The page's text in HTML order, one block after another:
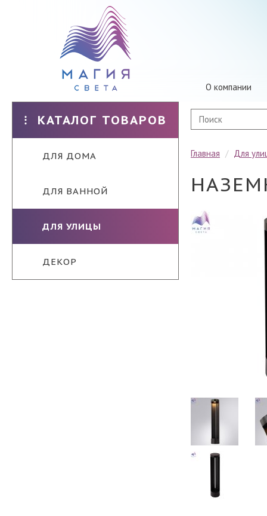
О компании
КАТАЛОГ ТОВАРОВ
ДЛЯ ДОМА
ДЛЯ ВАННОЙ
ДЛЯ УЛИЦЫ
ДЕКОР
Главная / Для